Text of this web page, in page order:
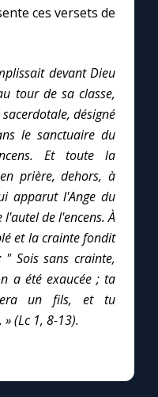
ces versets de
devant Dieu
tour de sa classe,
désigné
le sanctuaire du
Et toute la
prière, dehors, à
apparut l'Ange du
de l'encens. À
et la crainte fondit
Sois sans crainte,
a été exaucée ; ta
un fils, et tu
(Lc 1, 8-13).